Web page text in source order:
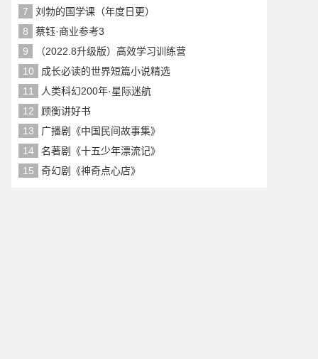
7
刘勃的国学课（年度日更）
8
蔡钰·商业参考3
9
（2022.8升级版）高效学习训练营
10
成长必读的世界短篇小说精选
11
人类科幻200年·星际迷航
12
顾衡讲好书
13
广播剧《中国民间故事集》
14
名著剧《十五少年漂流记》
15
奇幻剧《神奇点心店》